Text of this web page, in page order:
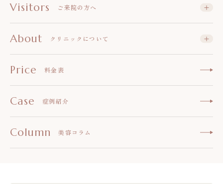
Visitors ご来院の方へ
About クリニックについて
Price 料金表
Case 症例紹介
Column 美容コラム